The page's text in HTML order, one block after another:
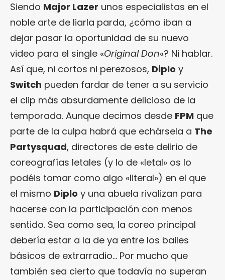
Siendo Major Lazer unos especialistas en el
noble arte de liarla parda, ¿cómo iban a
dejar pasar la oportunidad de su nuevo
video para el single «Original Don«? Ni hablar.
Así que, ni cortos ni perezosos, Diplo y
Switch pueden fardar de tener a su servicio
el clip más absurdamente delicioso de la
temporada. Aunque decimos desde FPM que
parte de la culpa habrá que echársela a The
Partysquad, directores de este delirio de
coreografías letales (y lo de «letal» os lo
podéis tomar como algo «literal») en el que
el mismo Diplo y una abuela rivalizan para
hacerse con la participación con menos
sentido. Sea como sea, la coreo principal
debería estar a la de ya entre los bailes
básicos de extrarradio… Por mucho que
también sea cierto que todavía no superan